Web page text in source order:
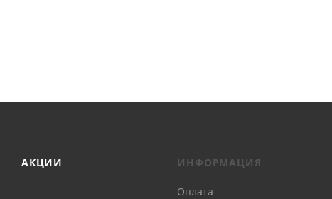
АКЦИИ ИНФОРМАЦИЯ
Оплата